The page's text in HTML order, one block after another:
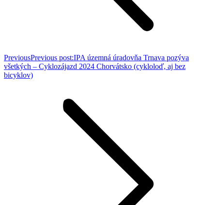
PreviousPrevious post:IPA územná úradovňa Trnava pozýva
všetkých – Cyklozájazd 2024 Chorvátsko (cykloloď, aj bez
bicyklov)